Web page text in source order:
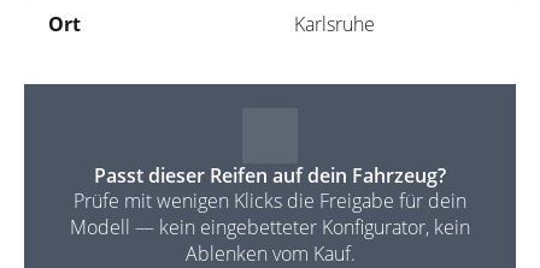
Ort
Karlsruhe
Passt dieser Reifen auf dein Fahrzeug?
Prüfe mit wenigen Klicks die Freigabe für dein
Modell — kein eingebetteter Konfigurator, kein
Ablenken vom Kauf.